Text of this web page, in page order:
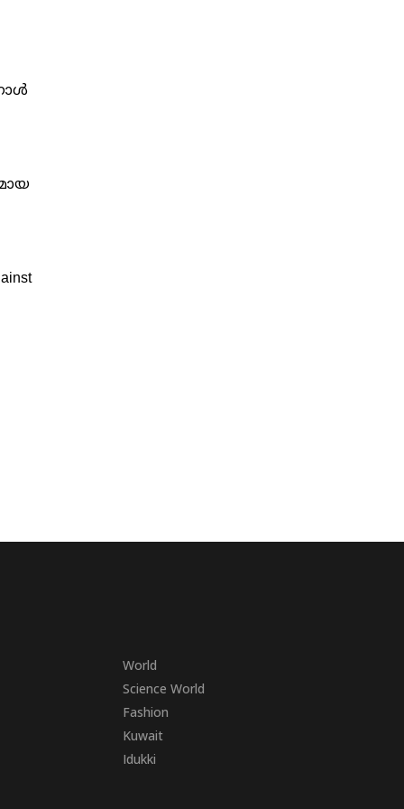
World
Science World
Fashion
Kuwait
Idukki